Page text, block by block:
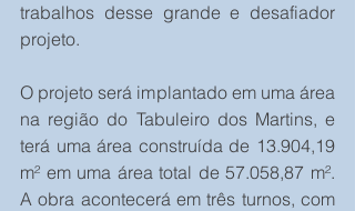
trabalhos desse grande e desafiador
projeto.
O projeto será implantado em uma área
na região do Tabuleiro dos Martins, e
terá uma área construída de 13.904,19
m² em uma área total de 57.058,87 m².
A obra acontecerá em três turnos, com